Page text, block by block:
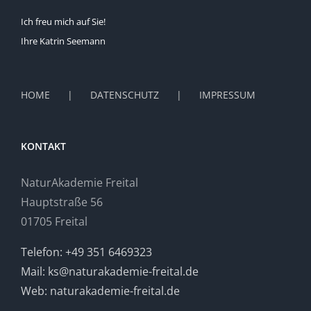
Ich freu mich auf Sie!
Ihre Katrin Seemann
HOME DATENSCHUTZ IMPRESSUM
KONTAKT
NaturAkademie Freital
Hauptstraße 56
01705 Freital
Telefon: +49 351 6469323
Mail: ks@naturakademie-freital.de
Web: naturakademie-freital.de